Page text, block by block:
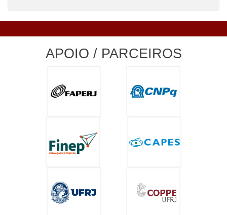
APOIO / PARCEIROS